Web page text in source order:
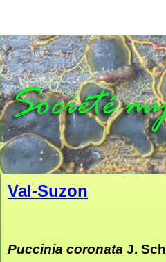
Val-Suzon
Puccinia coronata J.